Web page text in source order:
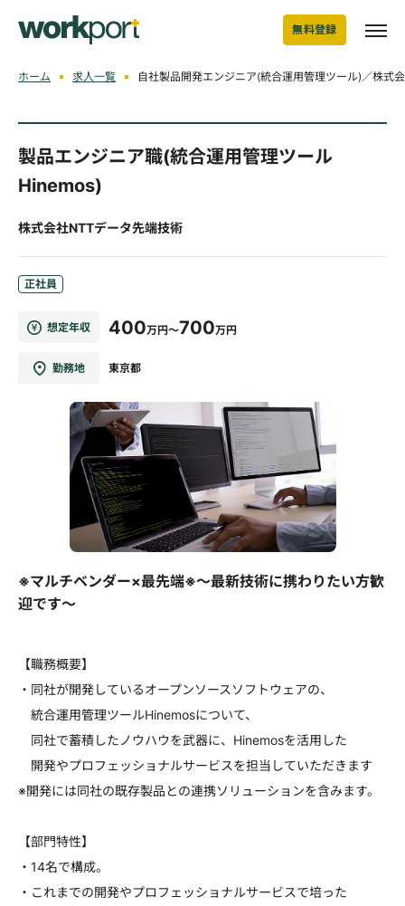
無料登録
ホーム 求人一覧 自社製品開発エンジニア(統合運用管理ツール)／株式
製品エンジニア職(統合運用管理ツール
Hinemos)
株式会社NTTデータ先端技術
正社員
想定年収 400万円～700万円
勤務地 東京都
※マルチベンダー×最先端※～最新技術に携わりたい方歓
迎です～
【職務概要】
・同社が開発しているオープンソースソフトウェアの、
統合運用管理ツールHinemosについて、
同社で蓄積したノウハウを武器に、Hinemosを活用した
開発やプロフェッショナルサービスを担当していただきます
※開発には同社の既存製品との連携ソリューションを含みます。
【部門特性】
・14名で構成。
・これまでの開発やプロフェッショナルサービスで培った